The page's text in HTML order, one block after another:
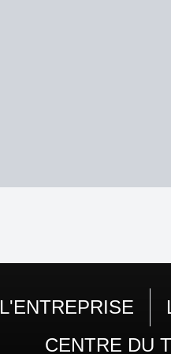
L'ENTREPRISE
CENTRE DU